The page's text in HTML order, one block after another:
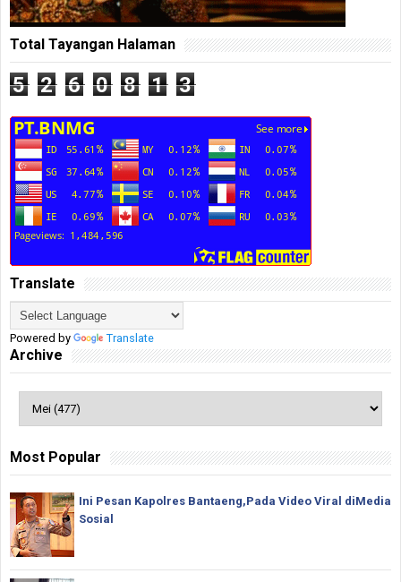
Total Tayangan Halaman
5 2 6 0 8 1 3
Translate
Powered by Translate
Archive
Most Popular
Ini Pesan Kapolres Bantaeng,Pada Video Viral diMedia
Sosial